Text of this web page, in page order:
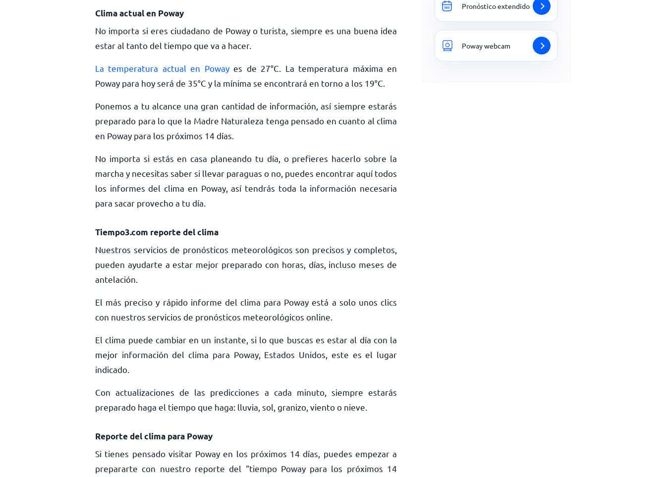
Clima actual en Poway
No importa si eres ciudadano de Poway o turista, siempre es una buena idea
estar al tanto del tiempo que va a hacer.
La temperatura actual en Powayes de 27°C . La temperatura máxima en
Poway para hoy será de 35°C y la mínima se encontrará en torno a los 19°C
Ponemos a tu alcance una gran cantidad de información, así siempre estarás
preparado para lo que la Madre Naturaleza tenga pensado en cuanto al clima
en Poway para los próximos 14 días.
No importa si estás en casa planeando tu día, o prefieres hacerlo sobre la
marcha y necesitas saber si llevar paraguas o no, puedes encontrar aquí todos
los informes del clima en Poway, así tendrás toda la información necesaria
para sacar provecho a tu día.
Tiempo3.com reporte del clima
Nuestros servicios de pronósticos meteorológicos son precisos y completos,
pueden ayudarte a estar mejor preparado con horas, días, incluso meses de
antelación.
El más preciso y rápido informe del clima para Poway está a solo unos clics
con nuestros servicios de pronósticos meteorológicos online.
El clima puede cambiar en un instante, si lo que buscas es estar al día con la
mejor información del clima para Poway, Estados Unidos, este es el lugar
indicado.
Con actualizaciones de las predicciones a cada minuto, siempre estarás
preparado haga el tiempo que haga: lluvia, sol, granizo, viento o nieve.
Reporte del clima para Poway
Si tienes pensado visitar Poway en los próximos 14 días, puedes empezar a
prepararte con nuestro reporte del "tiempo Poway para los próximos 14
Pronóstico extendido
Poway webcam